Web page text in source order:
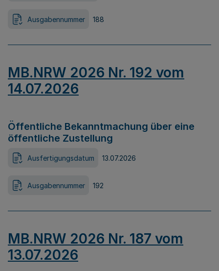
Ausgabennummer 188
MB.NRW 2026 Nr. 192 vom
14.07.2026
Öffentliche Bekanntmachung über eine
öffentliche Zustellung
Ausfertigungsdatum 13.07.2026
Ausgabennummer 192
MB.NRW 2026 Nr. 187 vom
13.07.2026